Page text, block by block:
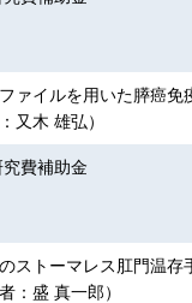
ァイルを用いた膵癌免
又木 雄弘）
費補助金
ストーマレス肛門温存
：盛 真一郎）